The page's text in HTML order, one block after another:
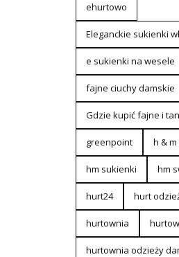
ehurtowo
Eleganckie sukienki
e sukienki na wesele
fajne ciuchy damskie
Gdzie kupić fajne i
greenpoint h &
hm sukienki hm
hurt24 hurt
hurtownia
hurtownia odzieży